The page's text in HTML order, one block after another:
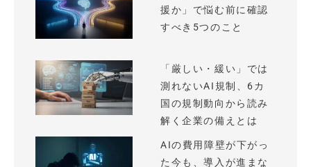
援か」で悩む前に確認
すべき5つのこと
「厳しい・緩い」では
測れないAI規制、6カ
国の規制動向から読み
解く企業の備えとは
AIの費用障壁が下がっ
た今も、導入が進まな